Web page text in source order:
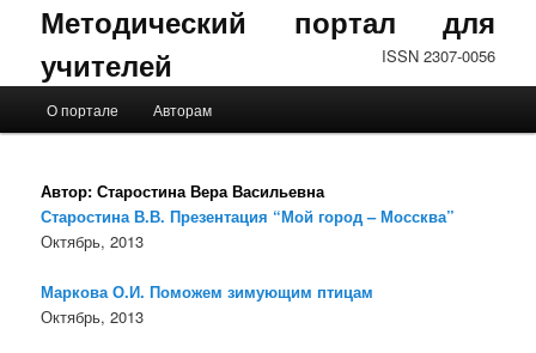
Методический портал для
учителей
ISSN 2307-0056
Перейти к основному содержимому
Перейти к дополнительному содержимому
О портале Авторам
Автор: Старостина Вера Васильевна
Старостина В.В. Презентация “Мой город – Моссква”
Октябрь, 2013
Маркова О.И. Поможем зимующим птицам
Октябрь, 2013